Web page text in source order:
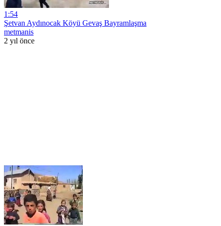
1:54
Şetvan Aydınocak Köyü Gevaş Bayramlaşma
metmanis
2 yıl önce